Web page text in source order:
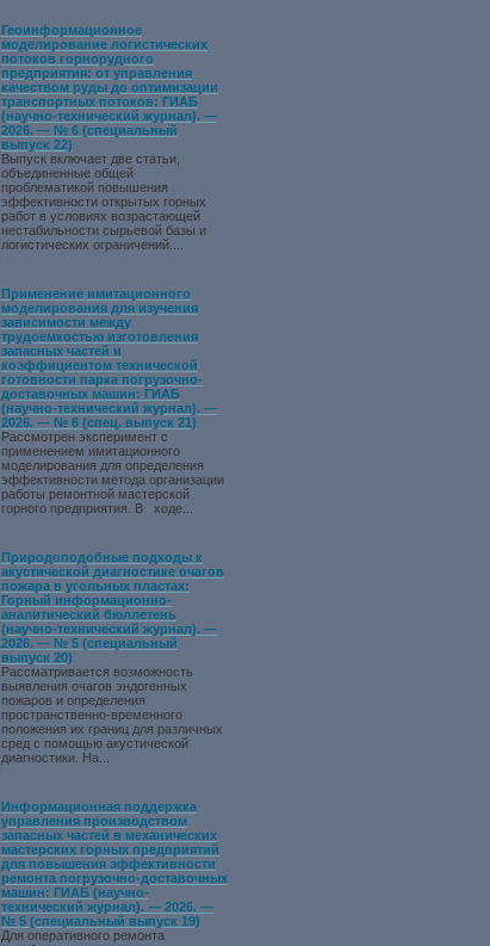
Геоинформационное
моделирование логистических
потоков горнорудного
предприятия: от управления
качеством руды до оптимизации
транспортных потоков: ГИАБ
(научно-технический журнал). —
2026. — № 6 (специальный
выпуск 22)
Выпуск включает две статьи,
объединенные общей
проблематикой повышения
эффективности открытых горных
работ в условиях возрастающей
нестабильности сырьевой базы и
логистических ограничений....
Применение имитационного
моделирования для изучения
зависимости между
трудоемкостью изготовления
запасных частей и
коэффициентом технической
готовности парка погрузочно-
доставочных машин: ГИАБ
(научно-технический журнал). —
2026. — № 6 (спец. выпуск 21)
Рассмотрен эксперимент с
применением имитационного
моделирования для определения
эффективности метода организации
работы ремонтной мастерской
горного предприятия. В ходе...
Природоподобные подходы к
акустической диагностике очагов
пожара в угольных пластах:
Горный информационно-
аналитический бюллетень
(научно-технический журнал). —
2026. — № 5 (специальный
выпуск 20)
Рассматривается возможность
выявления очагов эндогенных
пожаров и определения
пространственно-временного
положения их границ для различных
сред с помощью акустической
диагностики. На...
Информационная поддержка
управления производством
запасных частей в механических
мастерских горных предприятий
для повышения эффективности
ремонта погрузочно-доставочных
машин: ГИАБ (научно-
технический журнал). — 2026. —
№ 5 (специальный выпуск 19)
Для оперативного ремонта